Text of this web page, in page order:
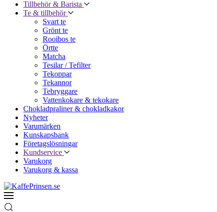
Tillbehör & Barista
Te & tillbehör
Svart te
Grönt te
Rooibos te
Örtte
Matcha
Tesilar / Tefilter
Tekoppar
Tekannor
Tebryggare
Vattenkokare & tekokare
Chokladpraliner & chokladkakor
Nyheter
Varumärken
Kunskapsbank
Företagslösningar
Kundservice
Varukorg
Varukorg & kassa